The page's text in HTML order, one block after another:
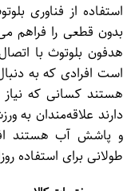
هدفون بلوتوث با
است افرادی که به
هستند کسانی که
دارند علاقه‌مندان به
و پاشش آب هستند
طولانی برای استفاده